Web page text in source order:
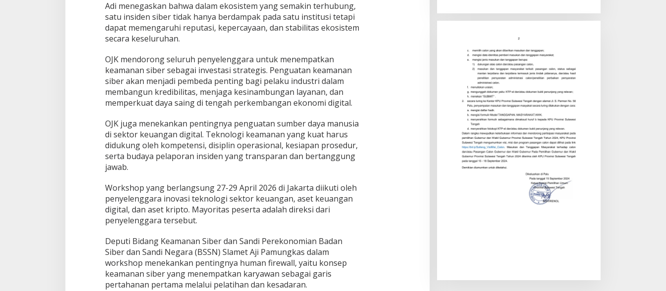
Adi menegaskan bahwa dalam ekosistem yang semakin terhubung,
satu insiden siber tidak hanya berdampak pada satu institusi tetapi
dapat memengaruhi reputasi, kepercayaan, dan stabilitas ekosistem
secara keseluruhan.
OJK mendorong seluruh penyelenggara untuk menempatkan
keamanan siber sebagai investasi strategis. Penguatan keamanan
siber akan menjadi pembeda penting bagi pelaku industri dalam
membangun kredibilitas, menjaga kesinambungan layanan, dan
memperkuat daya saing di tengah perkembangan ekonomi digital.
OJK juga menekankan pentingnya penguatan sumber daya manusia
di sektor keuangan digital. Teknologi keamanan yang kuat harus
didukung oleh kompetensi, disiplin operasional, kesiapan prosedur,
serta budaya pelaporan insiden yang transparan dan bertanggung
jawab.
Workshop yang berlangsung 27-29 April 2026 di Jakarta diikuti oleh
penyelenggara inovasi teknologi sektor keuangan, aset keuangan
digital, dan aset kripto. Mayoritas peserta adalah direksi dari
penyelenggara tersebut.
Deputi Bidang Keamanan Siber dan Sandi Perekonomian Badan
Siber dan Sandi Negara (BSSN) Slamet Aji Pamungkas dalam
workshop menekankan pentingnya human firewall, yaitu konsep
keamanan siber yang menempatkan karyawan sebagai garis
pertahanan pertama melalui pelatihan dan kesadaran.